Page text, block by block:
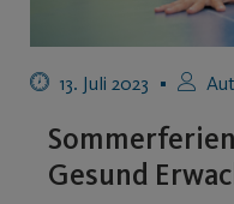
13. Juli 2023
Gesund